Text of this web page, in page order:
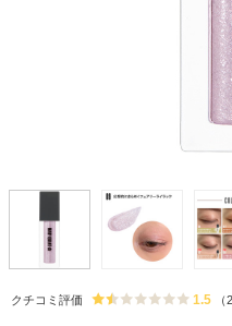
クチコミ評価 1.5 （2